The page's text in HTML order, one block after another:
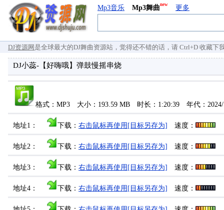
Mp3音乐 Mp3舞曲new 更多
DJ资源网 是全球最大的DJ舞曲资源站，觉得还不错的话，请 Ctrl+D 收藏下
DJ小蕊-【好嗨哦】弹鼓慢摇串烧
格式：MP3 大小：193.59 MB 时长：1:20:39 年代：
地址1： 下载： 右击鼠标再使用[目标另存为] 速度：
地址2： 下载： 右击鼠标再使用[目标另存为] 速度：
地址3： 下载： 右击鼠标再使用[目标另存为] 速度：
地址4： 下载： 右击鼠标再使用[目标另存为] 速度：